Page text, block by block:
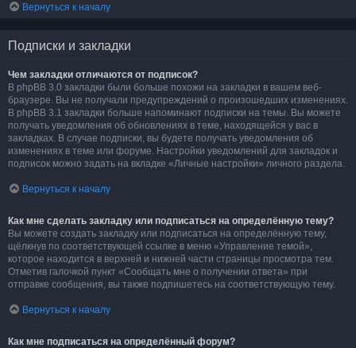
Вернуться к началу
Подписки и закладки
Чем закладки отличаются от подписок?
В phpBB 3.0 закладки были больше похожи на закладки в вашем веб-
браузере. Вы не получали предупреждений о произошедших изменениях.
В phpBB 3.1 закладки больше напоминают подписки на темы. Вы можете
получать уведомления об обновлениях в теме, находящейся у вас в
закладках. В случае подписки, вы будете получать уведомления об
изменениях в теме или форуме. Настройки уведомлений для закладок и
подписок можно задать на вкладке «Личные настройки» личного раздела.
Вернуться к началу
Как мне сделать закладку или подписаться на определённую тему?
Вы можете создать закладку или подписаться на определённую тему,
щёлкнув по соответствующей ссылке в меню «Управление темой»,
которое находится в верхней и нижней части страницы просмотра тем.
Отметив галочкой пункт «Сообщать мне о получении ответа» при
отправке сообщения, вы также подпишетесь на соответствующую тему.
Вернуться к началу
Как мне подписаться на определённый форум?